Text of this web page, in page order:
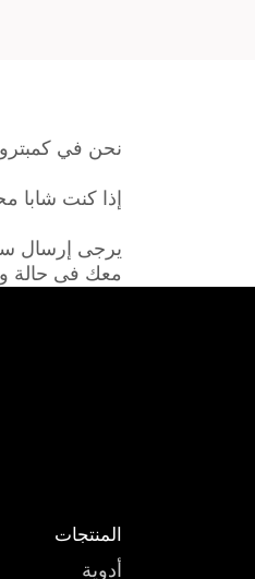
نحن في
إذا كنت شابا
معك فى حالة
المنتجات
أدوية